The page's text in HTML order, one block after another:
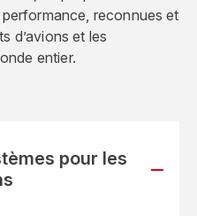
reconnues et
d’avions et les
entier.
pour les